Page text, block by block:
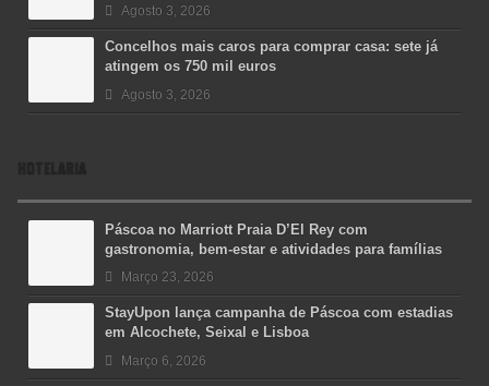
Agosto 3, 2026
Concelhos mais caros para comprar casa: sete já
atingem os 750 mil euros
Agosto 3, 2026
HOTELARIA
Páscoa no Marriott Praia D’El Rey com
gastronomia, bem-estar e atividades para famílias
Março 23, 2026
StayUpon lança campanha de Páscoa com estadias
em Alcochete, Seixal e Lisboa
Março 6, 2026